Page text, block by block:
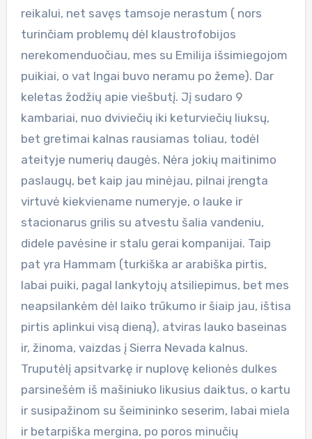
reikalui, net savęs tamsoje nerastum ( nors
turinčiam problemų dėl klaustrofobijos
nerekomenduočiau, mes su Emilija išsimiegojom
puikiai, o vat Ingai buvo neramu po žeme). Dar
keletas žodžių apie viešbutį. Jį sudaro 9
kambariai, nuo dviviečių iki keturviečių liuksų,
bet gretimai kalnas rausiamas toliau, todėl
ateityje numerių daugės. Nėra jokių maitinimo
paslaugų, bet kaip jau minėjau, pilnai įrengta
virtuvė kiekviename numeryje, o lauke ir
stacionarus grilis su atvestu šalia vandeniu,
didele pavėsine ir stalu gerai kompanijai. Taip
pat yra Hammam (turkiška ar arabiška pirtis,
labai puiki, pagal lankytojų atsiliepimus, bet mes
neapsilankėm dėl laiko trūkumo ir šiaip jau, ištisa
pirtis aplinkui visą dieną), atviras lauko baseinas
ir, žinoma, vaizdas į Sierra Nevada kalnus.
Truputėlį apsitvarkę ir nuplovę kelionės dulkes
parsinešėm iš mašiniuko likusius daiktus, o kartu
ir susipažinom su šeimininko seserim, labai miela
ir betarpiška mergina, po poros minučių